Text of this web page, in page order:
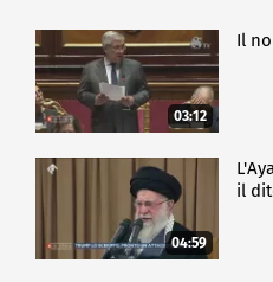
03:12
Il
04:59
il